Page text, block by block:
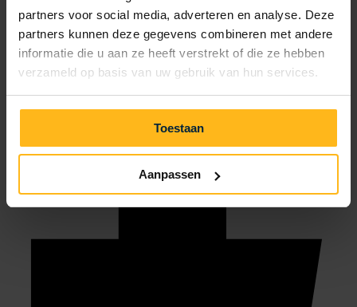
partners voor social media, adverteren en analyse. Deze
partners kunnen deze gegevens combineren met andere
informatie die u aan ze heeft verstrekt of die ze hebben
verzameld op basis van uw gebruik van hun services.
Toestaan
Aanpassen
info@julianahoeve.nl